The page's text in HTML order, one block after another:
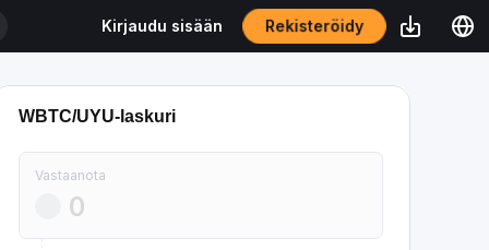
Kirjaudu sisään Rekisteröidy
WBTC/UYU-laskuri
Vastaanota